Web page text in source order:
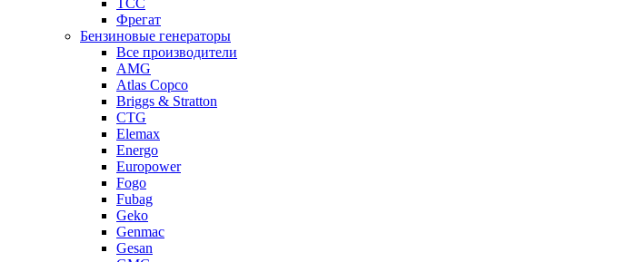
ТСС
Фрегат
Бензиновые генераторы
Все производители
AMG
Atlas Copco
Briggs & Stratton
CTG
Elemax
Energo
Europower
Fogo
Fubag
Geko
Genmac
Gesan